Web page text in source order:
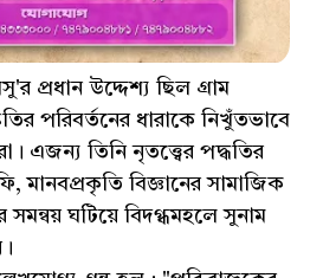
প্রধান উদ্দেশ্য ছিল গ্ৰাম
পরিবর্তনের ধারাকে নিখুঁতভাবে
এজন্য তিনি নৃতত্ত্বের পদ্ধতির
মানবপ্রকৃতি বিজ্ঞানের সামাজিক
সমন্বয় ঘটিয়ে বিদগ্ধমহলে সুনাম